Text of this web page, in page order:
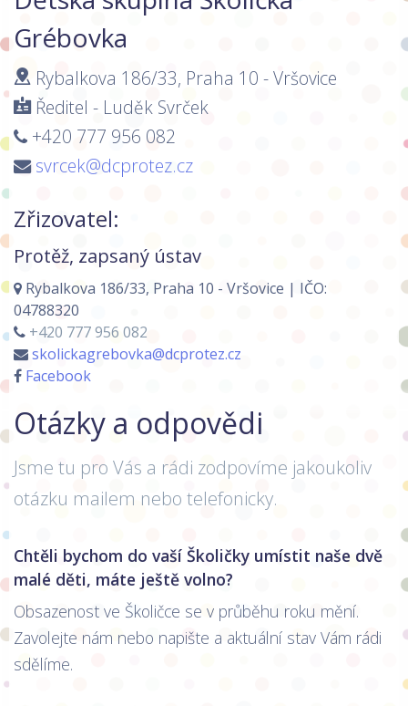
Grébovka
Rybalkova 186/33, Praha 10 - Vršovice
Ředitel - Luděk Svrček
+420 777 956 082
svrcek@dcprotez.cz
Zřizovatel:
Protěž, zapsaný ústav
Rybalkova 186/33, Praha 10 - Vršovice | IČO:
04788320
+420 777 956 082
skolickagrebovka@dcprotez.cz
Facebook
Otázky a odpovědi
Jsme tu pro Vás a rádi zodpovíme jakoukoliv
otázku mailem nebo telefonicky.
Chtěli bychom do vaší Školičky umístit naše dvě
malé děti, máte ještě volno?
Obsazenost ve Školičce se v průběhu roku mění.
Zavolejte nám nebo napište a aktuální stav Vám rádi
sdělíme.